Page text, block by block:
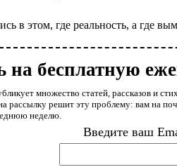
в этом, где реальность, а где
на бесплатную
множество статей, рассказов и
рассылку решит эту проблему: вам на
неделю.
Введите ваш